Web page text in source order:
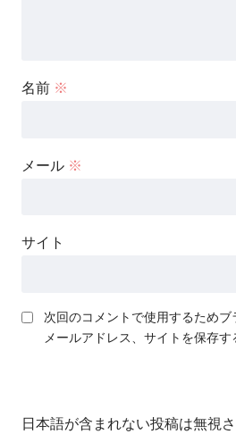
名前 ※
メール ※
サイト
次回のコメントで使用するためブ
メールアドレス、サイトを保存す
日本語が含まれない投稿は無視